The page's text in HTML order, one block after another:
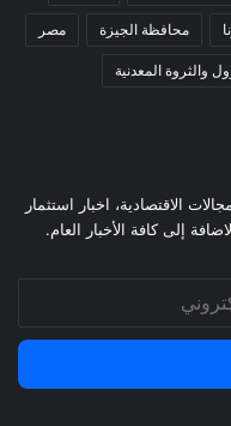
محافظة الجيزة مصر
والثروة المعدنية
الاقتصادية، اخبار استثمار
إلى كافة الأخبار العام.